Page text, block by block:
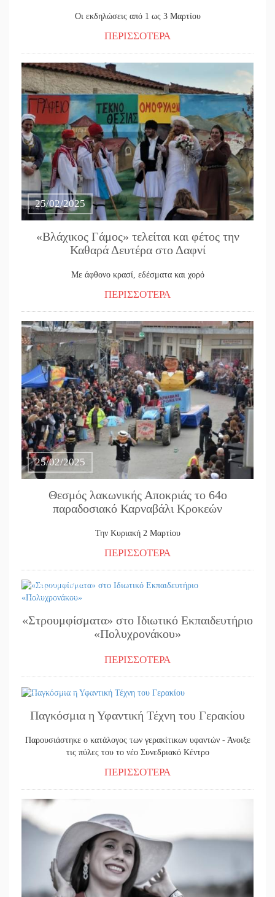
Οι εκδηλώσεις από 1 ως 3 Μαρτίου
ΠΕΡΙΣΣΟΤΕΡΑ
25/02/2025
«Βλάχικος Γάμος» τελείται και φέτος την
Καθαρά Δευτέρα στο Δαφνί
Με άφθονο κρασί, εδέσματα και χορό
ΠΕΡΙΣΣΟΤΕΡΑ
25/02/2025
Θεσμός λακωνικής Αποκριάς το 64ο
παραδοσιακό Καρναβάλι Κροκεών
Την Κυριακή 2 Μαρτίου
ΠΕΡΙΣΣΟΤΕΡΑ
25/02/2025
«Στρουμφίσματα» στο Ιδιωτικό Εκπαιδευτήριο
«Πολυχρονάκου»
ΠΕΡΙΣΣΟΤΕΡΑ
Παγκόσμια η Υφαντική Τέχνη του Γερακίου
Παρουσιάστηκε ο κατάλογος των γερακίτικων υφαντών - Άνοιξε
τις πύλες του το νέο Συνεδριακό Κέντρο
ΠΕΡΙΣΣΟΤΕΡΑ